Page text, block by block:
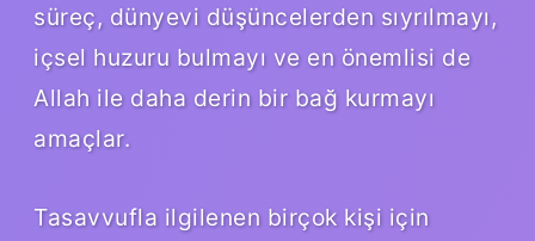
süreç, dünyevi düşüncelerden sıyrılmayı,
içsel huzuru bulmayı ve en önemlisi de
Allah ile daha derin bir bağ kurmayı
amaçlar.
Tasavvufla ilgilenen birçok kişi için